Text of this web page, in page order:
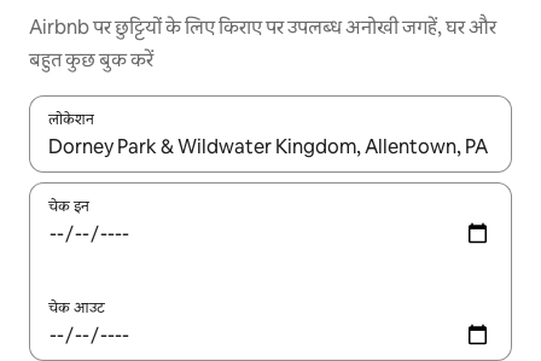
Airbnb पर छुट्टियों के लिए किराए पर उपलब्ध अनोखी जगहें, घर और
बहुत कुछ बुक करें
लोकेशन
नतीजों के उपलब्ध होने पर, अप और डाउन 'ऐरो की' का इस्तेमाल करके नेविगेट
चेक इन
चेक आउट